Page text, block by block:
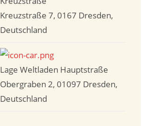
Kreuzstraße 7, 0167 Dresden,
Deutschland
Lage Weltladen Hauptstraße
Obergraben 2, 01097 Dresden,
Deutschland